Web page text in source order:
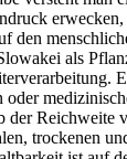
erwecken,
den
als
oder
der Reichweite
trockenen